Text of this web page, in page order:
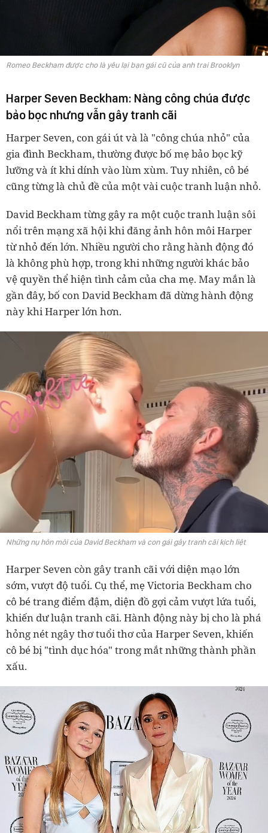
Romeo Beckham được cho là yêu lại bạn gái cũ của anh trai Brooklyn
Harper Seven Beckham: Nàng công chúa được
bảo bọc nhưng vẫn gây tranh cãi
Harper Seven, con gái út và là "công chúa nhỏ" của
gia đình Beckham, thường được bố mẹ bảo bọc kỹ
lưỡng và ít khi dính vào lùm xùm. Tuy nhiên, cô bé
cũng từng là chủ đề của một vài cuộc tranh luận nhỏ.
David Beckham từng gây ra một cuộc tranh luận sôi
nổi trên mạng xã hội khi đăng ảnh hôn môi Harper
từ nhỏ đến lớn. Nhiều người cho rằng hành động đó
là không phù hợp, trong khi những người khác bảo
vệ quyền thể hiện tình cảm của cha mẹ. May mắn là
gần đây, bố con David Beckham đã dừng hành động
này khi Harper lớn hơn.
Những nụ hôn môi của David Beckham và con gái gây tranh cãi kịch liệt
Harper Seven còn gây tranh cãi với diện mạo lớn
sớm, vượt độ tuổi. Cụ thể, mẹ Victoria Beckham cho
cô bé trang điểm đậm, diện đồ gợi cảm vượt lứa tuổi,
khiến dư luận tranh cãi. Hành động này bị cho là phá
hỏng nét ngây thơ tuổi thơ của Harper Seven, khiến
cô bé bị "tình dục hóa" trong mắt những thành phần
xấu.